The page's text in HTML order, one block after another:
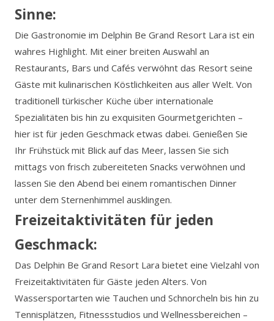
Sinne:
Die Gastronomie im Delphin Be Grand Resort Lara ist ein
wahres Highlight. Mit einer breiten Auswahl an
Restaurants, Bars und Cafés verwöhnt das Resort seine
Gäste mit kulinarischen Köstlichkeiten aus aller Welt. Von
traditionell türkischer Küche über internationale
Spezialitäten bis hin zu exquisiten Gourmetgerichten –
hier ist für jeden Geschmack etwas dabei. Genießen Sie
Ihr Frühstück mit Blick auf das Meer, lassen Sie sich
mittags von frisch zubereiteten Snacks verwöhnen und
lassen Sie den Abend bei einem romantischen Dinner
unter dem Sternenhimmel ausklingen.
Freizeitaktivitäten für jeden
Geschmack:
Das Delphin Be Grand Resort Lara bietet eine Vielzahl von
Freizeitaktivitäten für Gäste jeden Alters. Von
Wassersportarten wie Tauchen und Schnorcheln bis hin zu
Tennisplätzen, Fitnessstudios und Wellnessbereichen –